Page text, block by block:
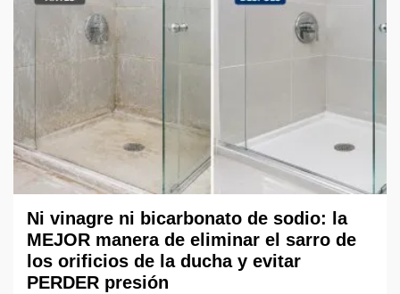
Ni vinagre ni bicarbonato de sodio: la
MEJOR manera de eliminar el sarro de
los orificios de la ducha y evitar
PERDER presión